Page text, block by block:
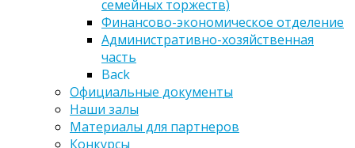
семейных торжеств)
Финансово-экономическое отделение
Административно-хозяйственная
часть
Back
Официальные документы
Наши залы
Материалы для партнеров
Конкурсы